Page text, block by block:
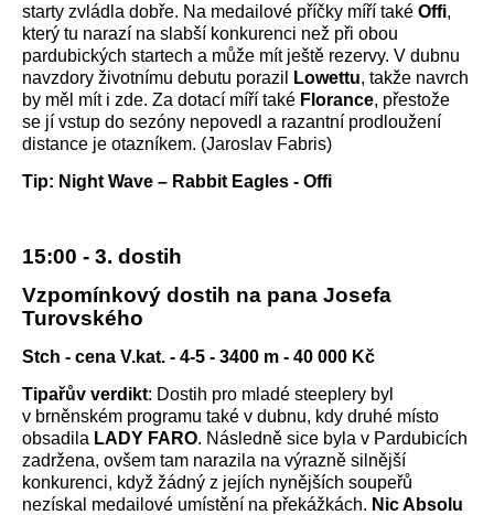
starty zvládla dobře. Na medailové příčky míří také Offi,
který tu narazí na slabší konkurenci než při obou
pardubických startech a může mít ještě rezervy. V dubnu
navzdory životnímu debutu porazil
Lowettu, takže navrch
by měl mít i zde. Za dotací míří také Florance, přestože
se jí vstup do sezóny nepovedl a razantní prodloužení
distance je otazníkem. (Jaroslav Fabris)
Tip: Night Wave – Rabbit Eagles - Offi
15:00 - 3. dostih
Vzpomínkový dostih na pana Josefa
Turovského
Stch - cena V.kat. - 4-5 - 3400 m - 40 000 Kč
Tipařův verdikt: Dostih pro mladé steeplery byl
v brněnském programu také v dubnu, kdy druhé místo
obsadila LADY FARO. Následně sice byla v Pardubicích
zadržena, ovšem tam narazila na výrazně silnější
konkurenci, když žádný z jejích nynějších soupeřů
nezískal medailové umístění na překážkách. Nic Absolu